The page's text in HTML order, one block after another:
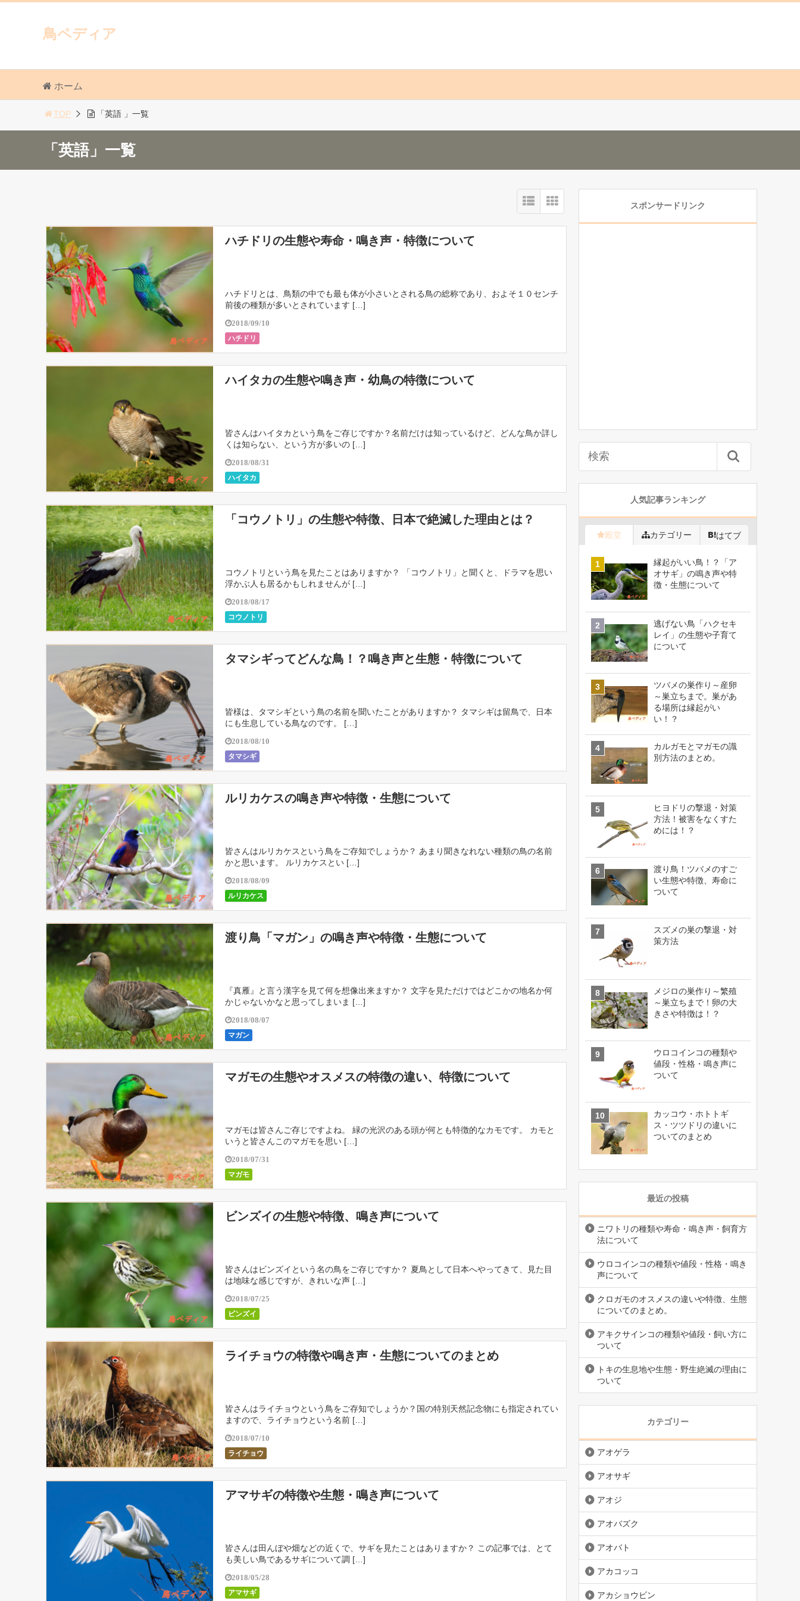
鳥ペディア
ホーム
TOP 「英語 」一覧
「英語」一覧
ハチドリの生態や寿命・鳴き声・特徴について
ハチドリとは、鳥類の中でも最も体が小さいとされる鳥の総称であり、およそ１０センチ
前後の種類が多いとされています […]
2018/09/10
ハチドリ
ハイタカの生態や鳴き声・幼鳥の特徴について
皆さんはハイタカという鳥をご存じですか？名前だけは知っているけど、どんな鳥か詳し
くは知らない、という方が多いの […]
2018/08/31
ハイタカ
「コウノトリ」の生態や特徴、日本で絶滅した理由とは？
コウノトリという鳥を見たことはありますか？ 「コウノトリ」と聞くと、ドラマを思い
浮かぶ人も居るかもしれませんが […]
2018/08/17
コウノトリ
タマシギってどんな鳥！？鳴き声と生態・特徴について
皆様は、タマシギという鳥の名前を聞いたことがありますか？ タマシギは留鳥で、日本
にも生息している鳥なのです。 […]
2018/08/10
タマシギ
ルリカケスの鳴き声や特徴・生態について
皆さんはルリカケスという鳥をご存知でしょうか？ あまり聞きなれない種類の鳥の名前
かと思います。 ルリカケスとい […]
2018/08/09
ルリカケス
渡り鳥「マガン」の鳴き声や特徴・生態について
『真雁』と言う漢字を見て何を想像出来ますか？ 文字を見ただけではどこかの地名か何
かじゃないかなと思ってしまいま […]
2018/08/07
マガン
マガモの生態やオスメスの特徴の違い、特徴について
マガモは皆さんご存じですよね。 緑の光沢のある頭が何とも特徴的なカモです。 カモと
いうと皆さんこのマガモを思い […]
2018/07/31
マガモ
ビンズイの生態や特徴、鳴き声について
皆さんはビンズイという名の鳥をご存じですか？ 夏鳥として日本へやってきて、見た目
は地味な感じですが、きれいな声 […]
2018/07/25
ビンズイ
ライチョウの特徴や鳴き声・生態についてのまとめ
皆さんはライチョウという鳥をご存知でしょうか？国の特別天然記念物にも指定されてい
ますので、ライチョウという名前 […]
2018/07/10
ライチョウ
アマサギの特徴や生態・鳴き声について
皆さんは田んぼや畑などの近くで、サギを見たことはありますか？ この記事では、とて
も美しい鳥であるサギについて調 […]
2018/05/28
アマサギ
スポンサードリンク
人気記事ランキング
殿堂 カテゴリー はてブ
縁起がいい鳥！？「ア
オサギ」の鳴き声や特
徴・生態について
逃げない鳥「ハクセキ
レイ」の生態や子育て
について
ツバメの巣作り～産卵
～巣立ちまで。巣があ
る場所は縁起がい
い！？
カルガモとマガモの識
別方法のまとめ。
ヒヨドリの撃退・対策
方法！被害をなくすた
めには！？
渡り鳥！ツバメのすご
い生態や特徴、寿命に
ついて
スズメの巣の撃退・対
策方法
メジロの巣作り～繁殖
～巣立ちまで！卵の大
きさや特徴は！？
ウロコインコの種類や
値段・性格・鳴き声に
ついて
カッコウ・ホトトギ
ス・ツツドリの違いに
ついてのまとめ
最近の投稿
ニワトリの種類や寿命・鳴き声・飼育方
法について
ウロコインコの種類や値段・性格・鳴き
声について
クロガモのオスメスの違いや特徴、生態
についてのまとめ。
アキクサインコの種類や値段・飼い方に
ついて
トキの生息地や生態・野生絶滅の理由に
ついて
カテゴリー
アオゲラ
アオサギ
アオジ
アオバズク
アオバト
アカコッコ
アカショウビン